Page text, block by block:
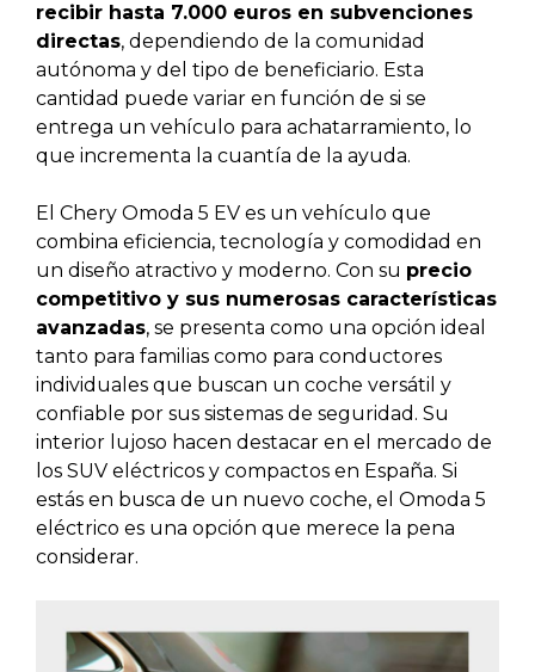
recibir hasta 7.000 euros en subvenciones
directas, dependiendo de la comunidad
autónoma y del tipo de beneficiario. Esta
cantidad puede variar en función de si se
entrega un vehículo para achatarramiento, lo
que incrementa la cuantía de la ayuda.
El Chery Omoda 5 EV es un vehículo que
combina eficiencia, tecnología y comodidad en
un diseño atractivo y moderno. Con su precio
competitivo y sus numerosas características
avanzadas, se presenta como una opción ideal
tanto para familias como para conductores
individuales que buscan un coche versátil y
confiable por sus sistemas de seguridad. Su
interior lujoso hacen destacar en el mercado de
los SUV eléctricos y compactos en España. Si
estás en busca de un nuevo coche, el Omoda 5
eléctrico es una opción que merece la pena
considerar.